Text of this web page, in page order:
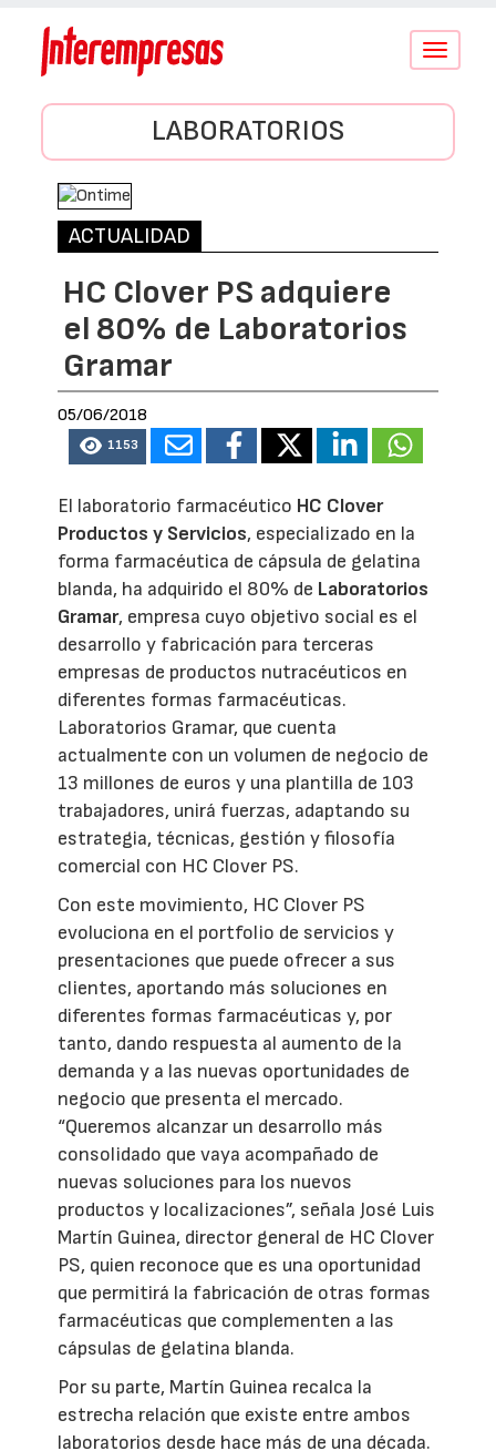
Conmutar
LABORATORIOS
ACTUALIDAD
HC Clover PS adquiere
el 80% de Laboratorios
Gramar
05/06/2018
1153
El laboratorio farmacéutico HC Clover
Productos y Servicios, especializado en la
forma farmacéutica de cápsula de gelatina
blanda, ha adquirido el 80% de Laboratorios
Gramar, empresa cuyo objetivo social es el
desarrollo y fabricación para terceras
empresas de productos nutracéuticos en
diferentes formas farmacéuticas.
Laboratorios Gramar, que cuenta
actualmente con un volumen de negocio de
13 millones de euros y una plantilla de 103
trabajadores, unirá fuerzas, adaptando su
estrategia, técnicas, gestión y filosofía
comercial con HC Clover PS.
Con este movimiento, HC Clover PS
evoluciona en el portfolio de servicios y
presentaciones que puede ofrecer a sus
clientes, aportando más soluciones en
diferentes formas farmacéuticas y, por
tanto, dando respuesta al aumento de la
demanda y a las nuevas oportunidades de
negocio que presenta el mercado.
“Queremos alcanzar un desarrollo más
consolidado que vaya acompañado de
nuevas soluciones para los nuevos
productos y localizaciones”, señala José Luis
Martín Guinea, director general de HC Clover
PS, quien reconoce que es una oportunidad
que permitirá la fabricación de otras formas
farmacéuticas que complementen a las
cápsulas de gelatina blanda.
Por su parte, Martín Guinea recalca la
estrecha relación que existe entre ambos
laboratorios desde hace más de una década.